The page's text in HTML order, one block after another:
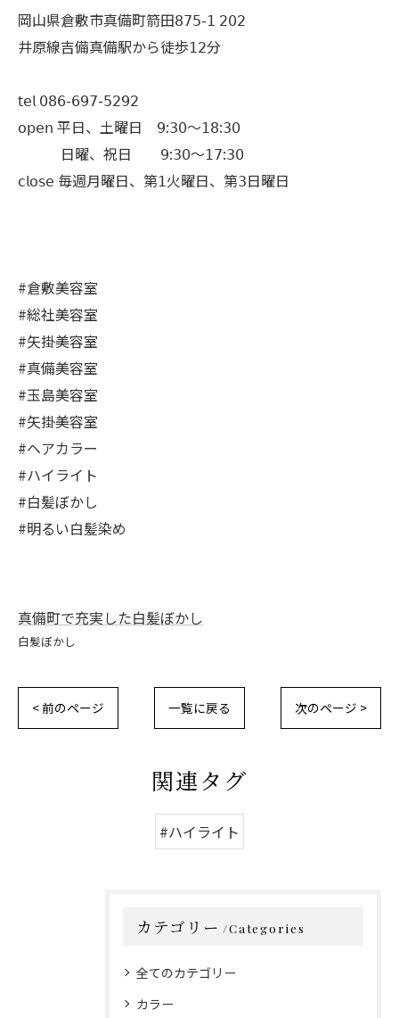
岡山県倉敷市真備町箭田𝟪𝟩𝟧-𝟣 𝟤𝟢𝟤
井原線吉備真備駅から徒歩𝟣𝟤分
𝗍𝖾𝗅 𝟢𝟪𝟨-𝟨𝟫𝟩-𝟧𝟤𝟫𝟤
𝗈𝗉𝖾𝗇 平日、土曜日 𝟫:𝟥𝟢〜𝟣𝟪:𝟥𝟢
日曜、祝日 𝟫:𝟥𝟢〜𝟣𝟩:𝟥𝟢
𝖼𝗅𝗈𝗌𝖾 毎週月曜日、第𝟣火曜日、第𝟥日曜日
#倉敷美容室
#総社美容室
#矢掛美容室
#真備美容室
#玉島美容室
#矢掛美容室
#ヘアカラー
#ハイライト
#白髪ぼかし
#明るい白髪染め
真備町で充実した白髪ぼかし
白髪ぼかし
< 前のページ 一覧に戻る 次のページ >
関連タグ
#ハイライト
カテゴリー Categories
全てのカテゴリー
カラー